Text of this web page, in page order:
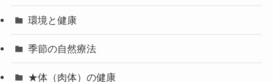
環境と健康
季節の自然療法
★体（肉体）の健康